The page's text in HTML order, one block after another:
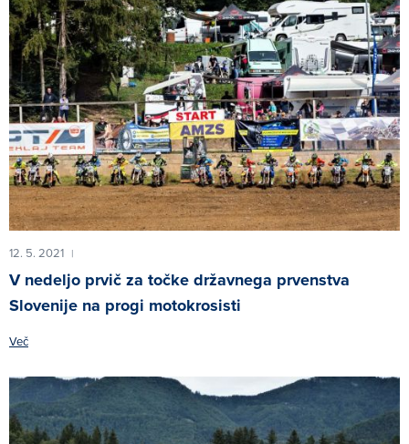
12. 5. 2021 |
V nedeljo prvič za točke državnega prvenstva
Slovenije na progi motokrosisti
Več